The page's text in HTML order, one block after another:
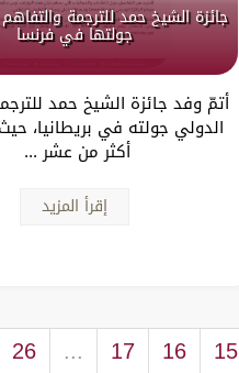
جائزة الشيخ حمد للترجمة
جولتها في فرنسا
أتمّ وفد جائزة الشيخ حمد
الدولي جولته في بريطانيا،
أكثر من عشر ...
إقرأ المزيد
15
16
17
...
26